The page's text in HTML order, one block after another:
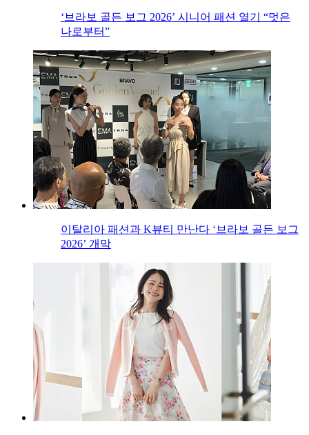
‘브라보 골든 보그 2026’ 시니어 패션 열기 “멋은
나로부터”
이탈리아 패션과 K뷰티 만난다 ‘브라보 골든 보그
2026’ 개막